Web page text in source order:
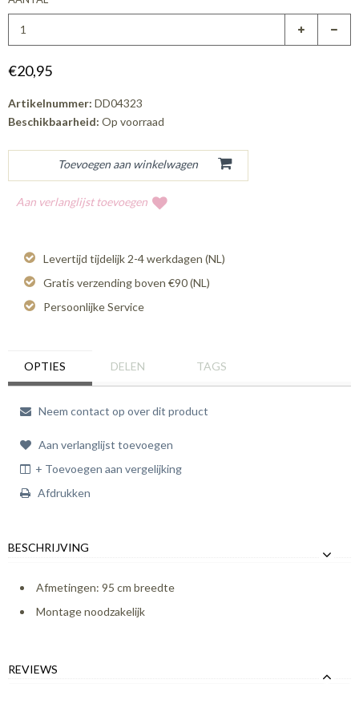
€20,95
Artikelnummer: DD04323
Beschikbaarheid: Op voorraad
Aan verlanglijst toevoegen
Levertijd tijdelijk 2-4 werkdagen (NL)
Gratis verzending boven €90 (NL)
Persoonlijke Service
OPTIES DELEN TAGS
Neem contact op over dit product
Aan verlanglijst toevoegen
+ Toevoegen aan vergelijking
Afdrukken
BESCHRIJVING
Afmetingen: 95 cm breedte
Montage noodzakelijk
REVIEWS